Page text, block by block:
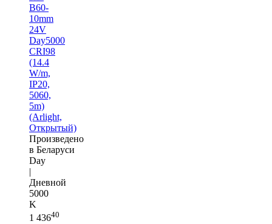
B60-
10mm
24V
Day5000
CRI98
(14.4
W/m,
IP20,
5060,
5m)
(Arlight,
Открытый)
Произведено
в Беларуси
Day
|
Дневной
5000
K
1 43640